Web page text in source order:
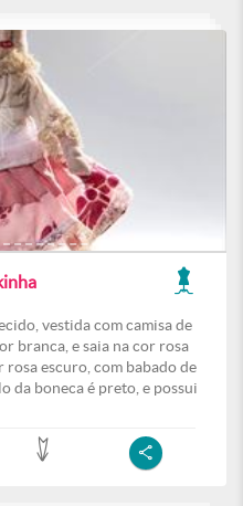
vestida com camisa de
branca, e saia na cor rosa
rosa escuro, com babado de
da boneca é preto, e possui